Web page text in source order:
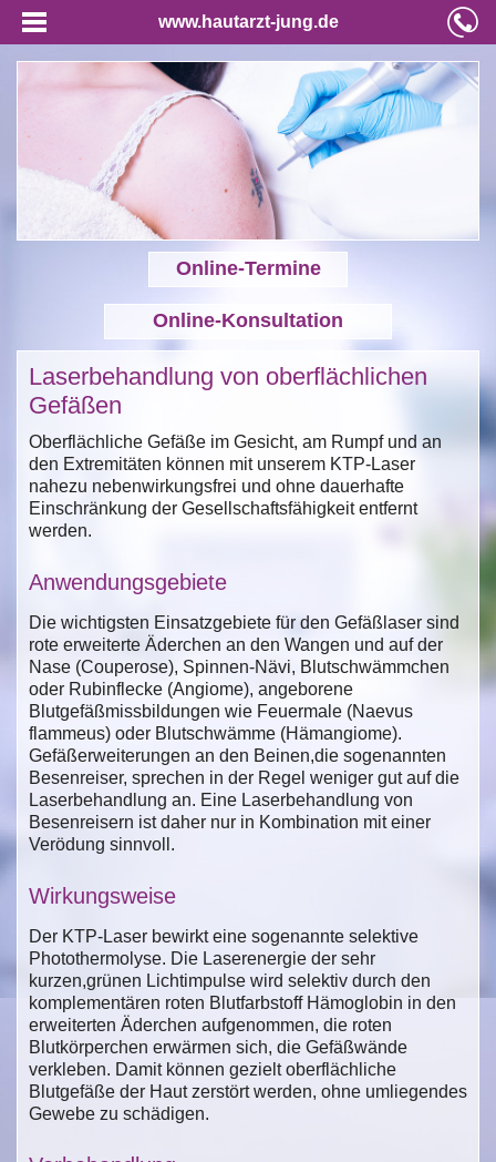
www.hautarzt-jung.de
Online-Termine
Online-Konsultation
Laserbehandlung von oberflächlichen
Gefäßen
Oberflächliche Gefäße im Gesicht, am Rumpf und an
den Extremitäten können mit unserem KTP-Laser
nahezu nebenwirkungsfrei und ohne dauerhafte
Einschränkung der Gesellschaftsfähigkeit entfernt
werden.
Anwendungsgebiete
Die wichtigsten Einsatzgebiete für den Gefäßlaser sind
rote erweiterte Äderchen an den Wangen und auf der
Nase (Couperose), Spinnen-Nävi, Blutschwämmchen
oder Rubinflecke (Angiome), angeborene
Blutgefäßmissbildungen wie Feuermale (Naevus
flammeus) oder Blutschwämme (Hämangiome).
Gefäßerweiterungen an den Beinen,die sogenannten
Besenreiser, sprechen in der Regel weniger gut auf die
Laserbehandlung an. Eine Laserbehandlung von
Besenreisern ist daher nur in Kombination mit einer
Verödung sinnvoll.
Wirkungsweise
Der KTP-Laser bewirkt eine sogenannte selektive
Photothermolyse. Die Laserenergie der sehr
kurzen,grünen Lichtimpulse wird selektiv durch den
komplementären roten Blutfarbstoff Hämoglobin in den
erweiterten Äderchen aufgenommen, die roten
Blutkörperchen erwärmen sich, die Gefäßwände
verkleben. Damit können gezielt oberflächliche
Blutgefäße der Haut zerstört werden, ohne umliegendes
Gewebe zu schädigen.